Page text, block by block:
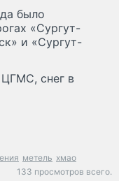
было
«Сургут-
и «Сургут-
снег в
метель хмао
133 просмотров всего.